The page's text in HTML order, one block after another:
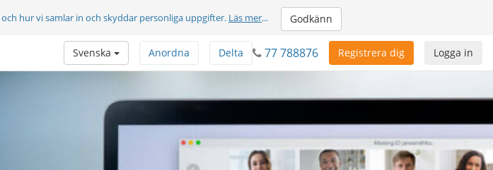
och hur vi samlar in och skyddar personliga uppgifter. Läs mer... Godkänn
Logga in
Registrera dig
77 788876
Delta
Anordna
Svenska